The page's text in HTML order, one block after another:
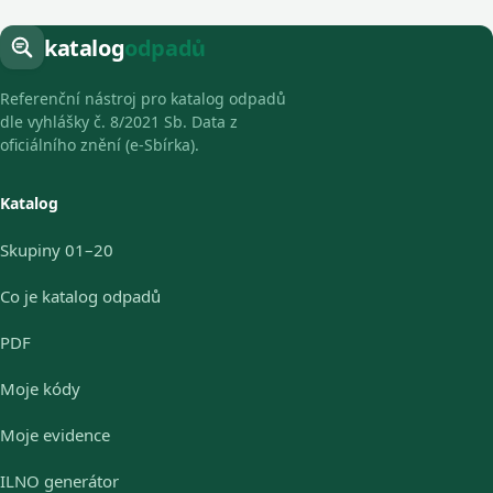
katalogodpadů
Referenční nástroj pro katalog odpadů
dle vyhlášky č. 8/2021 Sb. Data z
oficiálního znění (e-Sbírka).
Katalog
Skupiny 01–20
Co je katalog odpadů
PDF
Moje kódy
Moje evidence
ILNO generátor